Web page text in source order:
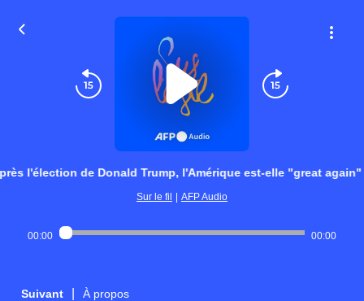
l'élection de Donald Trump, l'Amérique est-elle "great again"
Sur le fil AFP Audio
00:00 00:00
Suivant À propos